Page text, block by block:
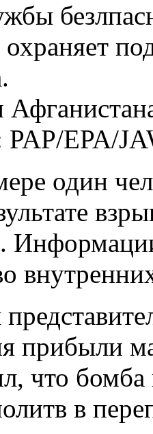
PAP/EPA/
один
прибыли
что бомба
в